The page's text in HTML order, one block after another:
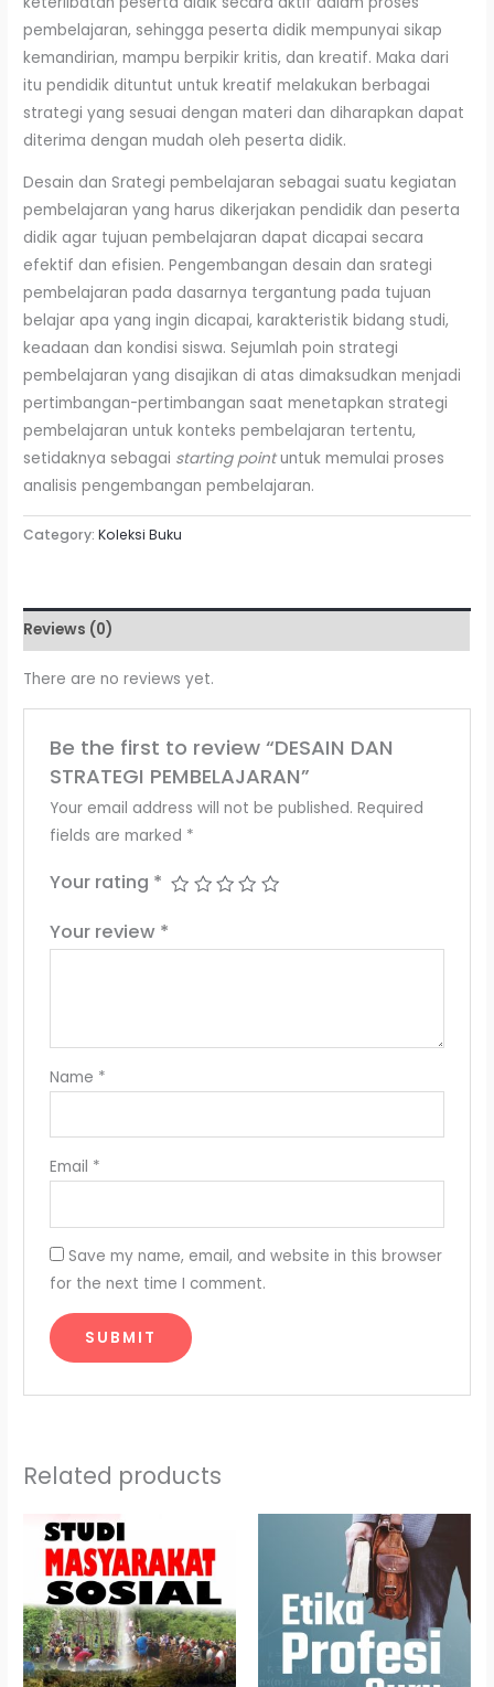
pembelajaran, sehingga peserta didik mempunyai sikap
kemandirian, mampu berpikir kritis, dan kreatif. Maka dari
itu pendidik dituntut untuk kreatif melakukan berbagai
strategi yang sesuai dengan materi dan diharapkan dapat
diterima dengan mudah oleh peserta didik.
Desain dan Srategi pembelajaran sebagai suatu kegiatan
pembelajaran yang harus dikerjakan pendidik dan peserta
didik agar tujuan pembelajaran dapat dicapai secara
efektif dan efisien. Pengembangan desain dan srategi
pembelajaran pada dasarnya tergantung pada tujuan
belajar apa yang ingin dicapai, karakteristik bidang studi,
keadaan dan kondisi siswa. Sejumlah poin strategi
pembelajaran yang disajikan di atas dimaksudkan menjadi
pertimbangan-pertimbangan saat menetapkan strategi
pembelajaran untuk konteks pembelajaran tertentu,
setidaknya sebagai starting pointuntuk memulai proses
analisis pengembangan pembelajaran.
Category:Koleksi Buku
Reviews (0)
There are no reviews yet.
Be the first to review “DESAIN DAN
STRATEGI PEMBELAJARAN”
Your email address will not be published. Required
fields are marked *
Your rating *
Your review *
Name *
Email *
Save my name, email, and website in this browser
for the next time I comment.
Related products